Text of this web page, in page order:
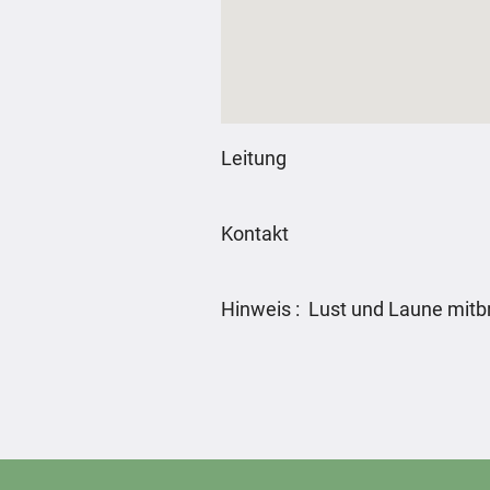
Leitung
Kontakt
Hinweis : Lust und Laune